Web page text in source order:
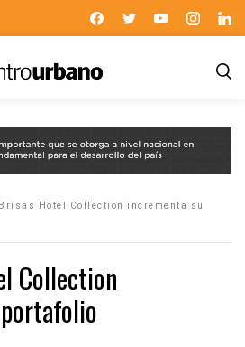
Brisas Hotel Collection incrementa su
Collection